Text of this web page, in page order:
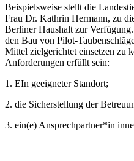
Beispielsweise stellt die
Frau Dr. Kathrin Hermann, zu
Berliner Haushalt zur
den Bau von Pilot-
Mittel zielgerichtet einsetzen zu
Anforderungen erfüllt sein:
1. EIn geeigneter Standort;
2. die Sicherstellung der
3. ein(e) Ansprechpartner*in